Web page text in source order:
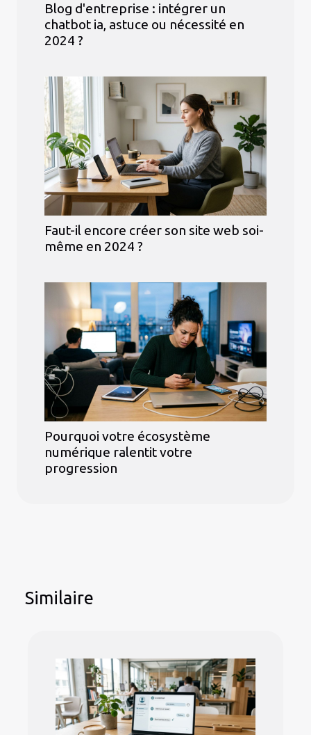
Blog d'entreprise : intégrer un
chatbot ia, astuce ou nécessité en
2024 ?
Faut-il encore créer son site web soi-
même en 2024 ?
Pourquoi votre écosystème
numérique ralentit votre
progression
Similaire